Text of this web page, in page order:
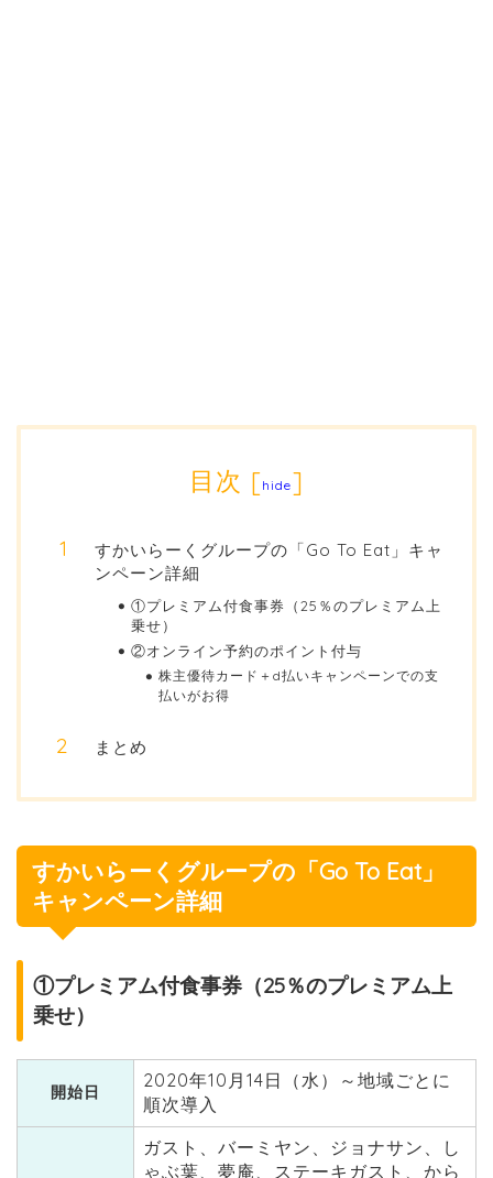
目次 [hide]
すかいらーくグループの「Go To Eat」キャ
ンペーン詳細
①プレミアム付食事券（25％のプレミアム上
乗せ）
②オンライン予約のポイント付与
株主優待カード＋d払いキャンペーンでの支
払いがお得
まとめ
すかいらーくグループの「Go To Eat」
キャンペーン詳細
①プレミアム付食事券（25％のプレミアム上
乗せ）
開始日
2020年10月14日（水）～地域ごとに
順次導入
ガスト、バーミヤン、ジョナサン、し
ゃぶ葉、夢庵、ステーキガスト、から